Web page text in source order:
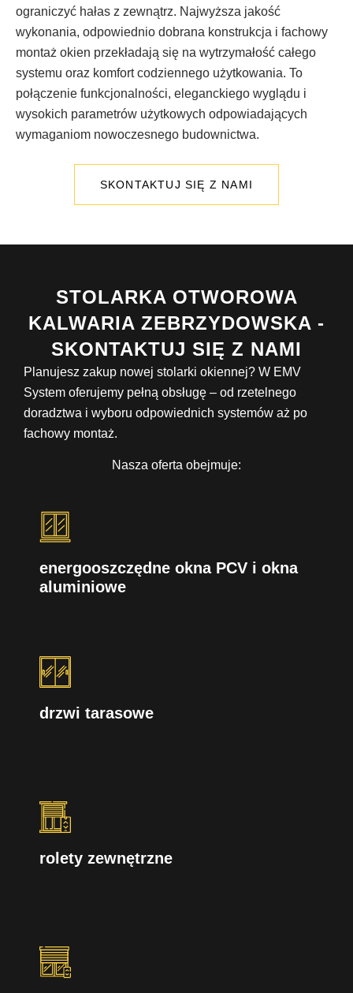
ograniczyć hałas z zewnątrz. Najwyższa jakość
wykonania, odpowiednio dobrana konstrukcja i fachowy
montaż okien przekładają się na wytrzymałość całego
systemu oraz komfort codziennego użytkowania. To
połączenie funkcjonalności, eleganckiego wyglądu i
wysokich parametrów użytkowych odpowiadających
wymaganiom nowoczesnego budownictwa.
SKONTAKTUJ SIĘ Z NAMI
STOLARKA OTWOROWA
KALWARIA ZEBRZYDOWSKA -
SKONTAKTUJ SIĘ Z NAMI
Planujesz zakup nowej stolarki okiennej? W EMV
System oferujemy pełną obsługę – od rzetelnego
doradztwa i wyboru odpowiednich systemów aż po
fachowy montaż.
Nasza oferta obejmuje:
energooszczędne okna PCV i okna
aluminiowe
drzwi tarasowe
rolety zewnętrzne